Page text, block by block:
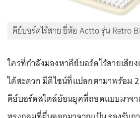
คีย์บอร์ดไร้สาย ยี่ห้อ Actto รุ่น Retro
ใครที่กำลังมองหาคีย์บอร์ดไร้สายเสีย
ได้สะดวก มีดีไซน์ที่แปลกตามาพร้อม
คีย์บอร์ดสไตล์ย้อนยุคที่ถอดแบบมาจ